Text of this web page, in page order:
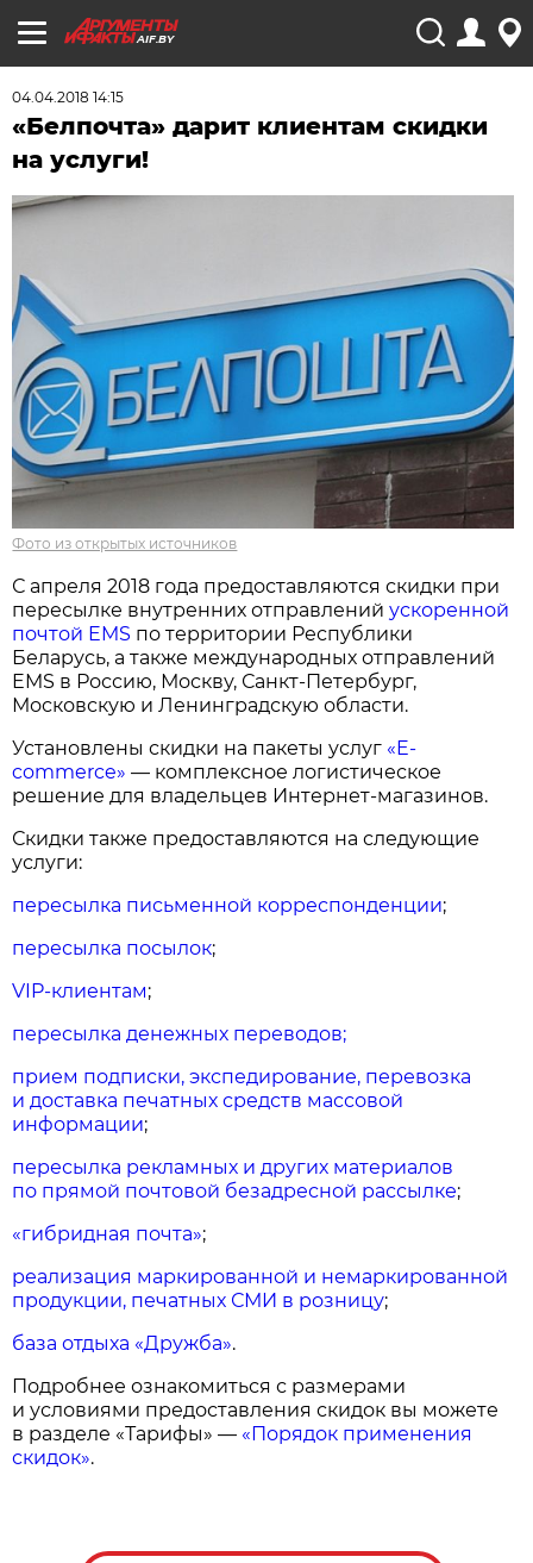
AIF.BY
04.04.2018 14:15
«Белпочта» дарит клиентам скидки
на услуги!
Фото из открытых источников
С апреля 2018 года предоставляются скидки при
пересылке внутренних отправленийускоренной
почтой EMS по территории Республики
Беларусь, а также международных отправлений
EMS в Россию, Москву, Санкт-Петербург,
Московскую и Ленинградскую области.
Установлены скидки на пакеты услуг «E-
commerce» — комплексное логистическое
решение для владельцев Интернет-магазинов.
Скидки также предоставляются на следующие
услуги:
пересылка письменной корреспонденции;
пересылка посылок;
VIP-клиентам;
пересылка денежных переводов;
прием подписки, экспедирование, перевозка
и доставка печатных средств массовой
информации;
пересылка рекламных и других материалов
по прямой почтовой безадресной рассылке;
«гибридная почта»;
реализация маркированной и немаркированной
продукции, печатных СМИ в розницу;
база отдыха «Дружба».
Подробнее ознакомиться с размерами
и условиями предоставления скидок вы можете
в разделе «Тарифы» — «Порядок применения
скидок».